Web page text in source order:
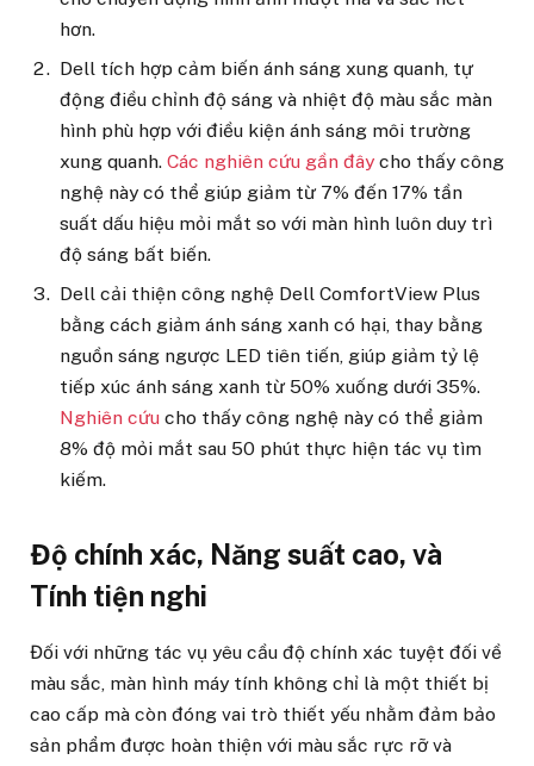
hơn.
Dell tích hợp cảm biến ánh sáng xung quanh, tự
động điều chỉnh độ sáng và nhiệt độ màu sắc màn
hình phù hợp với điều kiện ánh sáng môi trường
xung quanh. Các nghiên cứu gần đây cho thấy công
nghệ này có thể giúp giảm từ 7% đến 17% tần
suất dấu hiệu mỏi mắt so với màn hình luôn duy trì
độ sáng bất biến.
Dell cải thiện công nghệ Dell ComfortView Plus
bằng cách giảm ánh sáng xanh có hại, thay bằng
nguồn sáng ngược LED tiên tiến, giúp giảm tỷ lệ
tiếp xúc ánh sáng xanh từ 50% xuống dưới 35%.
Nghiên cứu cho thấy công nghệ này có thể giảm
8% độ mỏi mắt sau 50 phút thực hiện tác vụ tìm
kiếm.
Độ chính xác, Năng suất cao, và
Tính tiện nghi
Đối với những tác vụ yêu cầu độ chính xác tuyệt đối về
màu sắc, màn hình máy tính không chỉ là một thiết bị
cao cấp mà còn đóng vai trò thiết yếu nhằm đảm bảo
sản phẩm được hoàn thiện với màu sắc rực rỡ và